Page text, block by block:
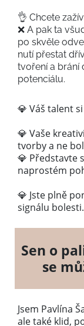
👌 Chcete
❌ A pak ta
po skvěle
nutí přestat
tvoření a brání
potenciálu.
💎 Váš talent
💎 Vaše
tvorby a ne
💎 Představte
naprostém
💎 Jste plně
signálu bolesti.
Sen o
se
Jsem Pavlína
ale také klid,